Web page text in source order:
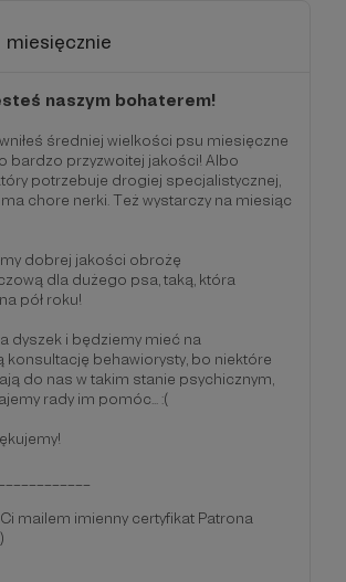
miesięcznie
naszym bohaterem!
średniej wielkości psu miesięczne
bardzo przyzwoitej jakości! Albo
potrzebuje drogiej specjalistycznej,
chore nerki. Też wystarczy na miesiąc
dobrej jakości obrożę
dla dużego psa, taką, która
pół roku!
dyszek i będziemy mieć na
konsultację behawiorysty, bo niektóre
do nas w takim stanie psychicznym,
rady im pomóc... :(
mailem imienny certyfikat Patrona